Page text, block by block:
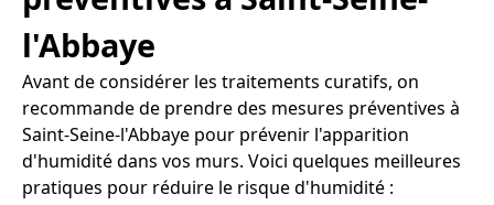
l'Abbaye
Avant de considérer les traitements curatifs, on
recommande de prendre des mesures préventives à
Saint-Seine-l'Abbaye pour prévenir l'apparition
d'humidité dans vos murs. Voici quelques meilleures
pratiques pour réduire le risque d'humidité :